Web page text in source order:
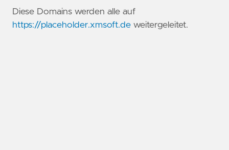
Diese Domains werden alle auf
https://placeholder.xmsoft.de weitergeleitet.